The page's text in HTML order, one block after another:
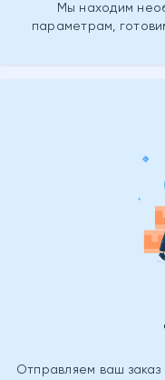
Мы находим
параметрам,
Отправляем ваш